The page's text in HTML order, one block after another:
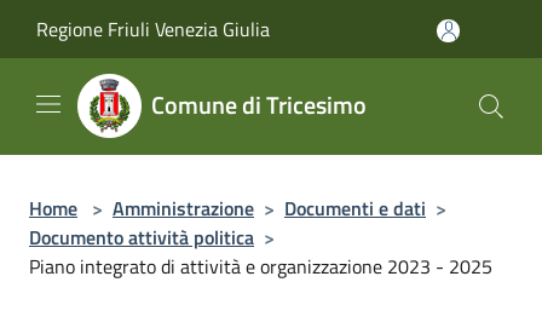
Regione Friuli Venezia Giulia
Comune di Tricesimo
Home > Amministrazione > Documenti e dati >
Documento attività politica >
Piano integrato di attività e organizzazione 2023 - 2025